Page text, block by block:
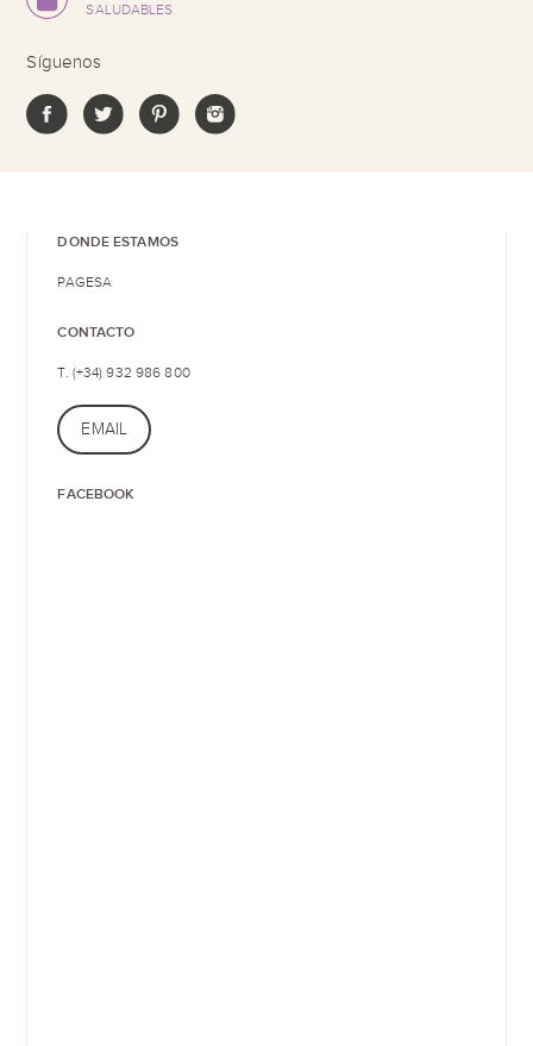
SALUDABLES
Síguenos
DONDE ESTAMOS
PAGESA
CONTACTO
T. (+34) 932 986 800
EMAIL
FACEBOOK